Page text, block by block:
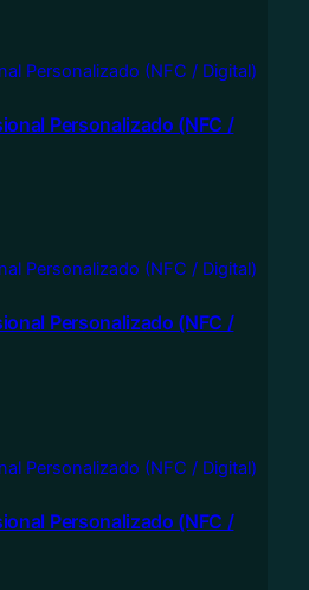
Personalizado (NFC /
Personalizado (NFC /
Personalizado (NFC /